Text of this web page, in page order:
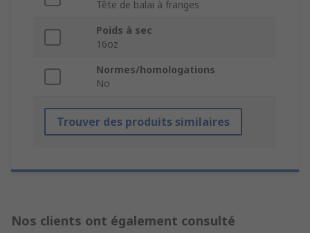
Tête de balai à franges
Poids à sec
16oz
Normes/homologations
No
Trouver des produits similaires
Nos clients ont également consulté